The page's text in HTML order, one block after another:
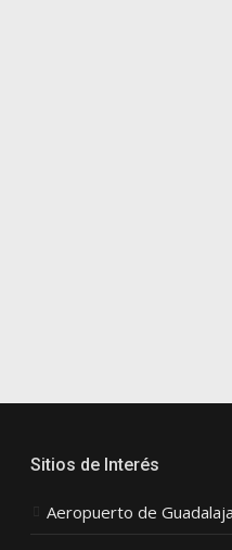
Sitios de Interés
Aeropuerto de